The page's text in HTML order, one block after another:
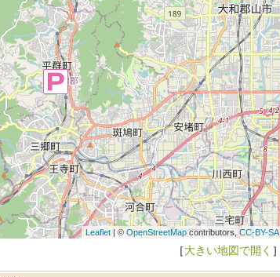
Leaflet| ©OpenStreetMapcontributors,CC-BY-SA
［大きい地図で開く ］